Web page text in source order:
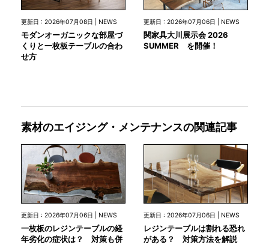
更新日 : 2026年07月08日 | NEWS
モダンオーガニックな部屋づ
くりと一枚板テーブルの合わ
せ方
更新日 : 2026年07月06日 | NEWS
関家具大川展示会 2026
SUMMER を開催！
素材のエイジング・メンテナンスの関連記事
更新日 : 2026年07月06日 | NEWS
一枚板のレジンテーブルの経
年劣化の症状は？ 対策も併
更新日 : 2026年07月06日 | NEWS
レジンテーブルは割れる恐れ
がある？ 対策方法を解説